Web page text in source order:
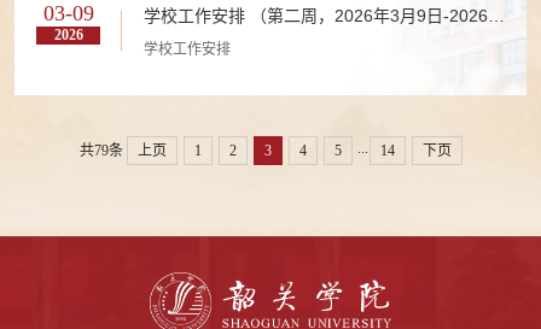
03-09
2026
学校工作安排 （第二周，2026年3月9日-2026年
3月15日）
学校工作安排
共79条 上页 1 2 3 4 5 ... 14 下页